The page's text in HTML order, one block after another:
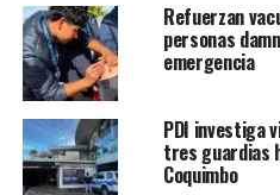
Refuerzan
personas
emergencia
PDI investiga
tres guardias
Coquimbo